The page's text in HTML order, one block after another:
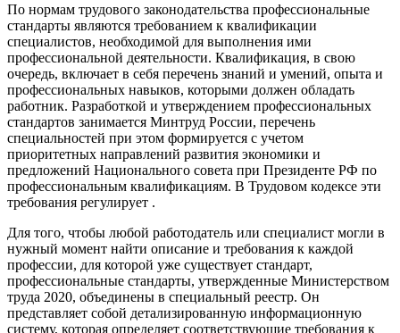
По нормам трудового законодательства профессиональные
стандарты являются требованием к квалификации
специалистов, необходимой для выполнения ими
профессиональной деятельности. Квалификация, в свою
очередь, включает в себя перечень знаний и умений, опыта и
профессиональных навыков, которыми должен обладать
работник. Разработкой и утверждением профессиональных
стандартов занимается Минтруд России, перечень
специальностей при этом формируется с учетом
приоритетных направлений развития экономики и
предложений Национального совета при Президенте РФ по
профессиональным квалификациям. В Трудовом кодексе эти
требования регулирует .
Для того, чтобы любой работодатель или специалист могли в
нужный момент найти описание и требования к каждой
профессии, для которой уже существует стандарт,
профессиональные стандарты, утвержденные Министерством
труда 2020, объединены в специальный реестр. Он
представляет собой детализированную информационную
систему, которая определяет соответствующие требования к